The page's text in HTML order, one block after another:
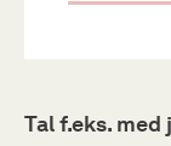
Tal f.eks.